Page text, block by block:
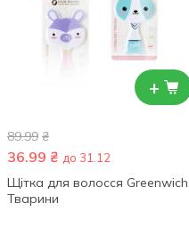
+
89.99 ₴
36.99 ₴ до 31.12
Щітка для волосся Greenwich
Тварини